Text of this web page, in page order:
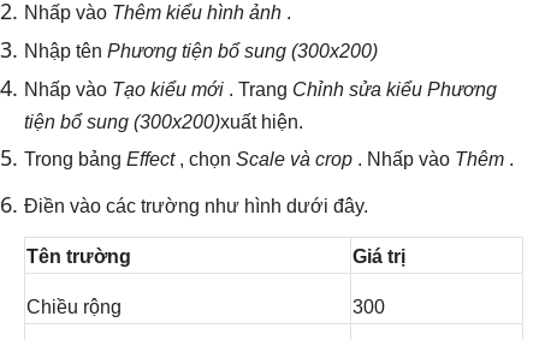
Nhấp vào Thêm kiểu hình ảnh .
Nhập tênPhương tiện bổ sung (300x200)
Nhấp vào Tạo kiểu mới . Trang Chỉnh sửa kiểu Phương
tiện bổ sung (300x200)xuất hiện.
Trong bảngEffect, chọnScale và crop . Nhấp vào Thêm .
Điền vào các trường như hình dưới đây.
Tên trường Giá trị
Chiều rộng 300